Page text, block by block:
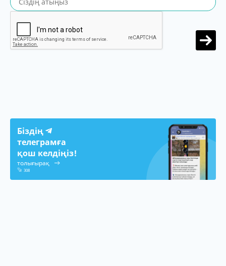
Біздің
телеграмға
қош келдіңіз!
толығырақ
308